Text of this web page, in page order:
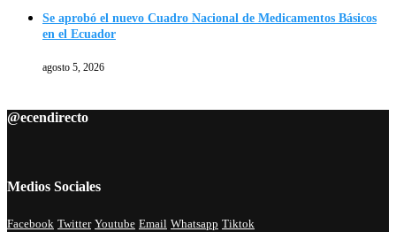
Se aprobó el nuevo Cuadro Nacional de Medicamentos Básicos
en el Ecuador
agosto 5, 2026
@ecendirecto
Medios Sociales
Facebook Twitter Youtube Email Whatsapp Tiktok